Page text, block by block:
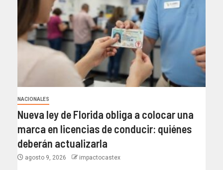
NACIONALES
Nueva ley de Florida obliga a colocar una
marca en licencias de conducir: quiénes
deberán actualizarla
agosto 9, 2026 impactocastex